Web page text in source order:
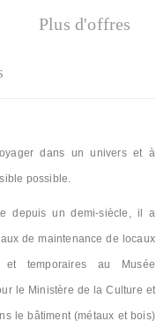
Plus d'offres
dans un univers et à
possible.
depuis un demi-siècle, il a
de maintenance de locaux
et temporaires au Musée
le Ministère de la Culture et
le bâtiment (métaux et bois)